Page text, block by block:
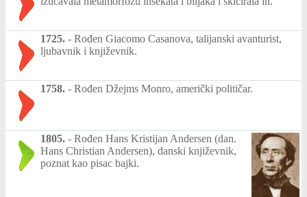
1725. - Rođen Giacomo Casanova, talijanski avanturist,
ljubavnik i književnik.
1758. - Rođen Džejms Monro, američki političar.
1805. - Rođen Hans Kristijan Andersen (dan.
Hans Christian Andersen), danski književnik,
poznat kao pisac bajki.